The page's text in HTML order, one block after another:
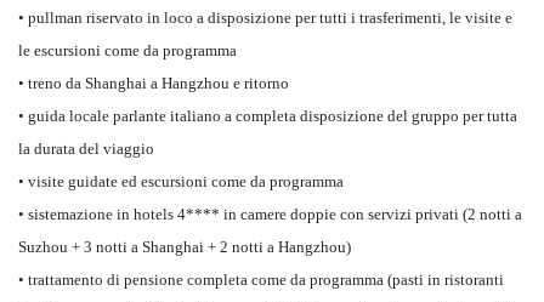
• pullman riservato in loco a disposizione per tutti i trasferimenti, le visite e
le escursioni come da programma
• treno da Shanghai a Hangzhou e ritorno
• guida locale parlante italiano a completa disposizione del gruppo per tutta
la durata del viaggio
• visite guidate ed escursioni come da programma
• sistemazione in hotels 4**** in camere doppie con servizi privati (2 notti a
Suzhou + 3 notti a Shanghai + 2 notti a Hangzhou)
• trattamento di pensione completa come da programma (pasti in ristoranti